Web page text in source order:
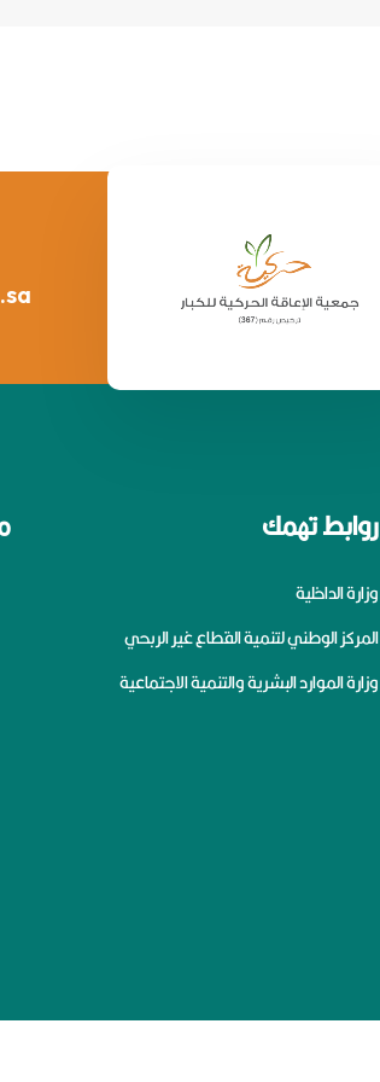
روابط تهمك
وزارة الداخلية
المركز الوطني لتنمية القطاع غير الربحي
وزارة الموارد البشرية والتنمية الاجتماعية